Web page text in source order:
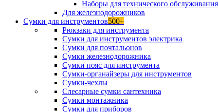
Наборы для технического
Для железнодорожников
Сумки для инструментов500+
Рюкзаки для инструмента
Сумки для инструментов электрика
Сумки для почтальонов
Сумки железнодорожника
Сумки пояс для инструмента
Сумки-органайзеры для инструментов
Сумки-чехлы
Слесарные сумки сантехника
Сумки монтажника
Сумки для приборов